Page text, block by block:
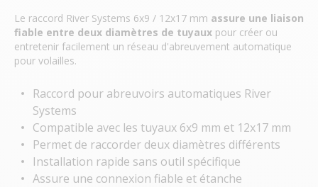
Le raccord River Systems 6x9 / 12x17 mm assure une liaison
fiable entre deux diamètres de tuyaux pour créer ou
entretenir facilement un réseau d'abreuvement automatique
pour volailles.
Raccord pour abreuvoirs automatiques River
Systems
Compatible avec les tuyaux 6x9 mm et 12x17 mm
Permet de raccorder deux diamètres différents
Installation rapide sans outil spécifique
Assure une connexion fiable et étanche